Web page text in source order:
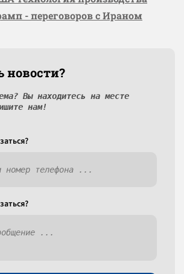
- переговоров с Ираном
новости?
Вы находитесь на месте
нам!